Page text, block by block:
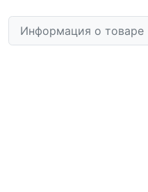
Информация о товаре